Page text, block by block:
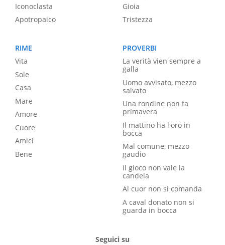
Iconoclasta
Apotropaico
Gioia
Tristezza
RIME
Vita
Sole
Casa
Mare
Amore
Cuore
Amici
Bene
PROVERBI
La verità vien sempre a
galla
Uomo avvisato, mezzo
salvato
Una rondine non fa
primavera
Il mattino ha l'oro in
bocca
Mal comune, mezzo
gaudio
Il gioco non vale la
candela
Al cuor non si comanda
A caval donato non si
guarda in bocca
Seguici su